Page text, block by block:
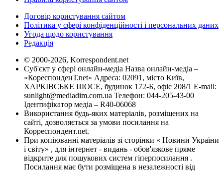
Договір користування сайтом
Політика у сфері конфіденційності і персональних даних
Угода щодо користування
Редакція
© 2000-2026, Korrespondent.net
Суб'єкт у сфері онлайн-медіа Назва онлайн-медіа –
«КореспонденТ.net» Адреса: 02091, місто Київ,
ХАРКІВСЬКЕ ШОСЕ, будинок 172-Б, офіс 208/1 E-mail:
sunlight@mediadim.com.ua Телефон: 044-205-43-00
Ідентифікатор медіа – R40-06068
Використання будь-яких матеріалів, розміщених на
сайті, дозволяється за умови посилання на
Корреспондент.net.
При копіюванні матеріалів зі сторінки « Новини України
і світу» , для інтернет - видань - обов'язкове пряме
відкрите для пошукових систем гіперпосилання .
Посилання має бути розміщена в незалежності від